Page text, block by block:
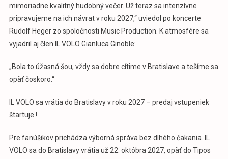
mimoriadne kvalitný hudobný večer. Už teraz sa intenzívne
pripravujeme na ich návrat v roku 2027,“ uviedol po koncerte
Rudolf Heger zo spoločnosti Music Production. K atmosfére sa
vyjadril aj člen IL VOLO Gianluca Ginoble:
„Bola to úžasná šou, vždy sa dobre cítime v Bratislave a tešíme sa
opäť čoskoro.“
IL VOLO sa vrátia do Bratislavy v roku 2027 – predaj vstupeniek
štartuje !
Pre fanúšikov prichádza výborná správa bez dlhého čakania. IL
VOLO sa do Bratislavy vrátia už 22. októbra 2027, opäť do Tipos